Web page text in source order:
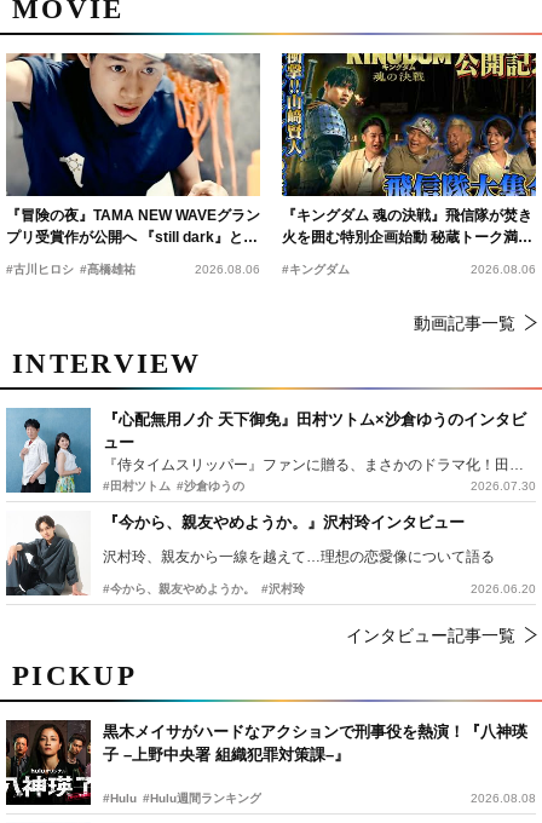
PICKUP
黒木メイサがハードなアクションで刑事役を熱演！『八神瑛
子 –上野中央署 組織犯罪対策課–』
#Hulu #Hulu週間ランキング 2026.08.08
MOVIE
『冒険の夜』TAMA NEW WAVEグラン
プリ受賞作が公開へ 『still dark』と同
時上映決定
#古川ヒロシ #髙橋雄祐 2026.08.06
『キングダム 魂の決戦』飛信隊が焚き
火を囲む特別企画始動 秘蔵トーク満載
の“キングダムキャンプ”開催
#キングダム 2026.08.06
動画記事一覧
INTERVIEW
『心配無用ノ介 天下御免』田村ツトム×沙倉ゆうのインタビ
ュー
『侍タイムスリッパー』ファンに贈る、まさかのドラマ化！田村ツトム×沙倉ゆうのが語る『心配無用ノ介』撮影秘話
#田村ツトム #沙倉ゆうの 2026.07.30
『今から、親友やめようか。』沢村玲インタビュー
沢村玲、親友から一線を越えて…理想の恋愛像について語る
#今から、親友やめようか。 #沢村玲 2026.06.20
インタビュー記事一覧